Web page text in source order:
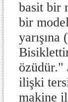
basit bir
bir
özüdür."
ilişki
makine